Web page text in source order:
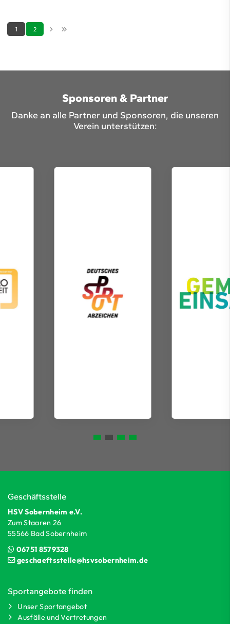
1 2
Sponsoren & Partner
Danke an alle Partner und Sponsoren, die unseren
Verein unterstützen:
Geschäftsstelle
HSV Sobernheim e.V.
Zum Staaren 26
55566 Bad Sobernheim
06751 8579328
geschaeftsstelle@hsvsobernheim.de
Sportangebote finden
Unser Sportangebot
Ausfälle und Vertretungen